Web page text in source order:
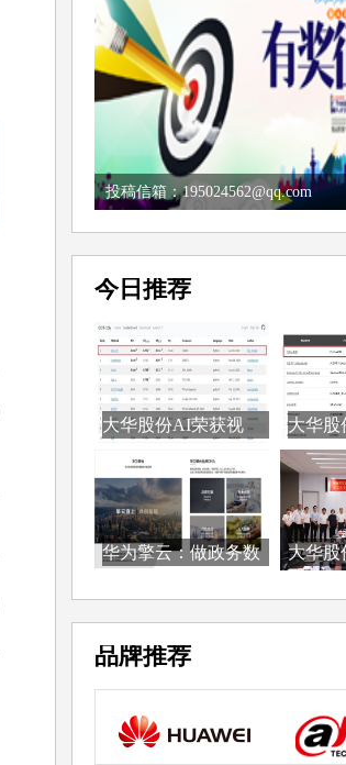
投稿信箱：195024562@qq.com
今日推荐
大华股份AI荣获视
大华股
景...
华为擎云：做政务数
大华股
品牌推荐